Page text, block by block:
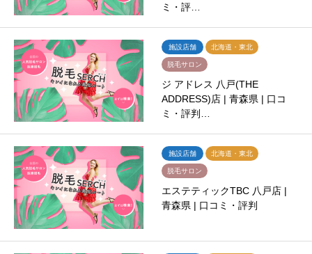
ミ・評…
施設店舗 北海道・東北
脱毛サロン
ジ アドレス 八戸(THE
ADDRESS)店 | 青森県 | 口コ
ミ・評判…
施設店舗 北海道・東北
脱毛サロン
エステティックTBC 八戸店 |
青森県 | 口コミ・評判